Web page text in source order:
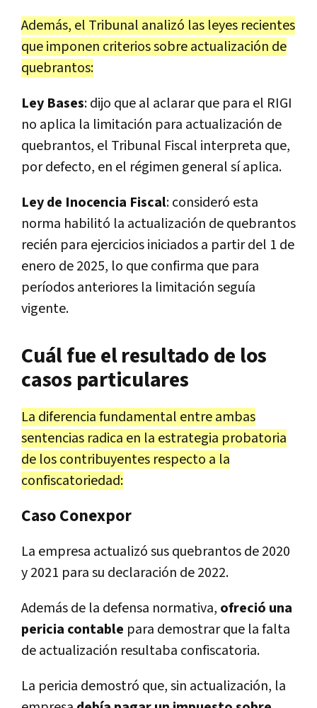
Además, el Tribunal analizó las leyes recientes
que imponen criterios sobre actualización de
quebrantos:
Ley Bases: dijo que al aclarar que para el RIGI
no aplica la limitación para actualización de
quebrantos, el Tribunal Fiscal interpreta que,
por defecto, en el régimen general sí aplica.
Ley de Inocencia Fiscal: consideró esta
norma habilitó la actualización de quebrantos
recién para ejercicios iniciados a partir del 1 de
enero de 2025, lo que confirma que para
períodos anteriores la limitación seguía
vigente.
Cuál fue el resultado de los
casos particulares
La diferencia fundamental entre ambas
sentencias radica en la estrategia probatoria
de los contribuyentes respecto a la
confiscatoriedad:
Caso Conexpor
La empresa actualizó sus quebrantos de 2020
y 2021 para su declaración de 2022.
Además de la defensa normativa, ofreció una
pericia contable para demostrar que la falta
de actualización resultaba confiscatoria.
La pericia demostró que, sin actualización, la